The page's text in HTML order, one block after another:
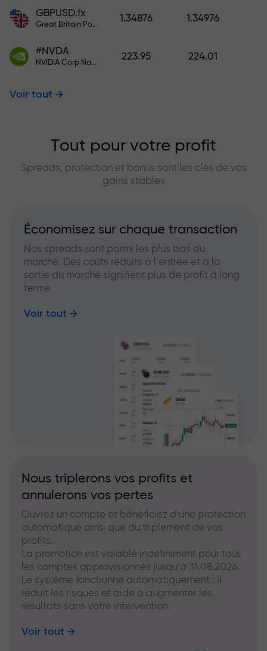
GBPUSD.fx
Great Britain Pound vs US Dollar
1.34876 1.34976
#NVDA
NVIDIA Corp Nasdaq Stock Exchange (Nasdaq) USD
223.95 224.01
Voir tout
Tout pour votre profit
Spreads, protection et bonus sont les clés de vos
gains stables
Économisez sur chaque transaction
Nos spreads sont parmi les plus bas du
marché. Des coûts réduits à l’entrée et à la
sortie du marché signifient plus de profit à long
terme
Voir tout
Nous triplerons vos profits et
annulerons vos pertes
Ouvrez un compte et bénéficiez d’une protection
automatique ainsi que du triplement de vos
profits.
La promotion est valable indéfiniment pour tous
les comptes approvisionnés jusqu’à 31.08.2026.
Le système fonctionne automatiquement : il
réduit les risques et aide à augmenter les
résultats sans votre intervention.
Voir tout